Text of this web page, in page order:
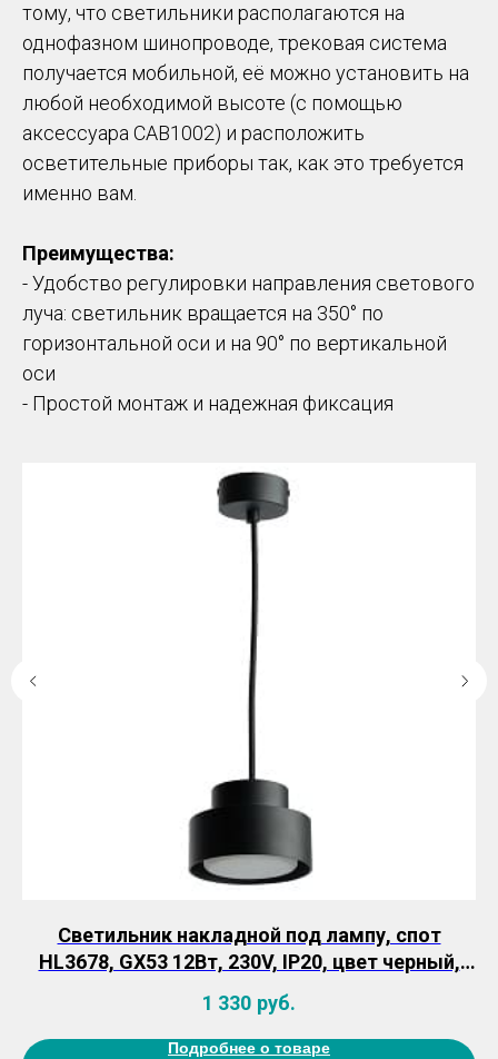
тому, что светильники располагаются на
однофазном шинопроводе, трековая система
получается мобильной, её можно установить на
любой необходимой высоте (с помощью
аксессуара CAB1002) и расположить
осветительные приборы так, как это требуется
именно вам.
Преимущества:
- Удобство регулировки направления светового
луча: светильник вращается на 350° по
горизонтальной оси и на 90° по вертикальной
оси
- Простой монтаж и надежная фиксация
Светильник накладной под лампу, спот
HL3678, GX53 12Вт, 230V, IP20, цвет черный,
корпус алюминий, рассеиватель акрил,
110*74,5
1 330 руб.
Подробнее о товаре